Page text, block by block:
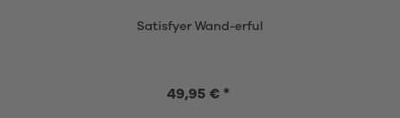
Satisfyer Wand-erful
49,95 € *